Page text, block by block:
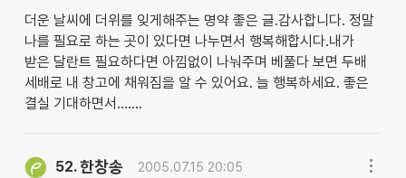
더운 날씨에 더위를 잊게해주는 명약 좋은 글.감사합니다. 정말
나를 필요로 하는 곳이 있다면 나누면서 행복해합시다.내가
받은 달란트 필요하다면 아낌없이 나눠주며 베풀다 보면 두배
세배로 내 창고에 채워짐을 알 수 있어요. 늘 행복하세요. 좋은
결실 기대하면서.......
52.한창송 2005.07.15 20:05